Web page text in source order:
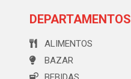
DEPARTAMENTOS
ALIMENTOS
BAZAR